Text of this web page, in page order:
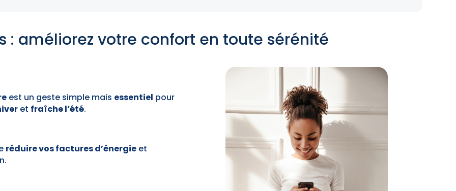
: améliorez votre confort en toute sérénité
est un geste simple mais essentiel pour
et fraîche l’été.
réduire vos factures d’énergie et